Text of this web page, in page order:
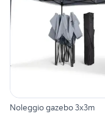
Noleggio gazebo 3x3m